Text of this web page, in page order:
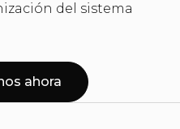
del sistema
ahora